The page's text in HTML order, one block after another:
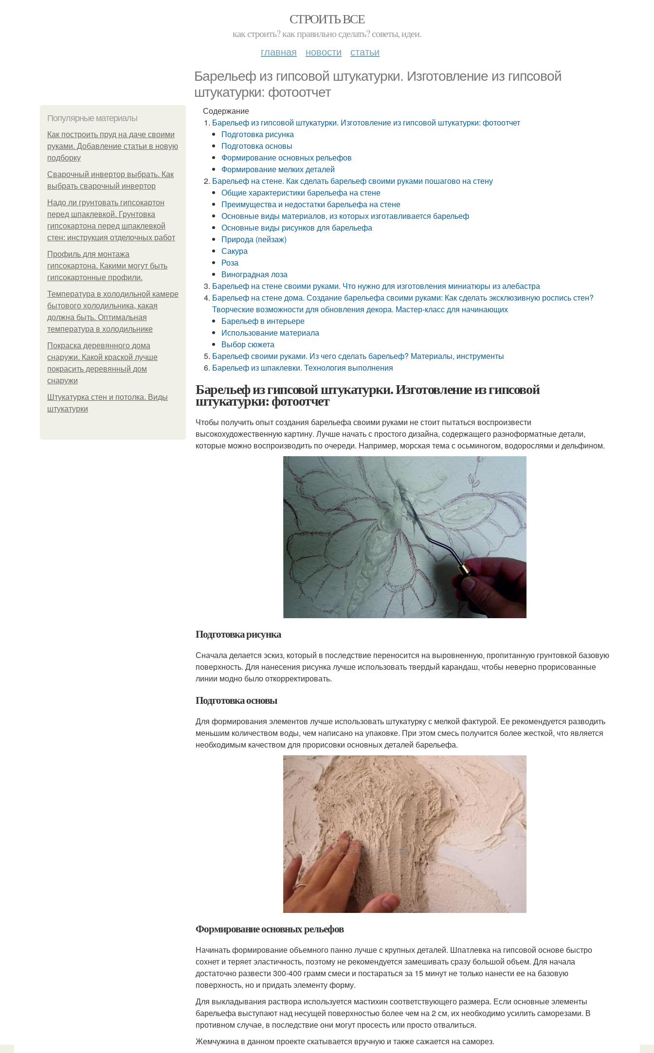
СТРОИТЬ ВСЕ
как строить? как правильно сделать? советы, идеи.
главная новости статьи
Барельеф из гипсовой штукатурки. Изготовление из гипсовой
штукатурки: фотоотчет
Популярные материалы
Как построить пруд на даче своими
руками. Добавление статьи в новую
подборку
Сварочный инвертор выбрать. Как
выбрать сварочный инвертор
Надо ли грунтовать гипсокартон
перед шпаклевкой. Грунтовка
гипсокартона перед шпаклевкой
стен: инструкция отделочных работ
Профиль для монтажа
гипсокартона. Какими могут быть
гипсокартонные профили.
Температура в холодильной камере
бытового холодильника, какая
должна быть. Оптимальная
температура в холодильнике
Покраска деревянного дома
снаружи. Какой краской лучше
покрасить деревянный дом
снаружи
Штукатурка стен и потолка. Виды
штукатурки
Содержание
Барельеф из гипсовой штукатурки. Изготовление из гипсовой штукатурки: фотоотчет
Подготовка рисунка
Подготовка основы
Формирование основных рельефов
Формирование мелких деталей
Барельеф на стене. Как сделать барельеф своими руками пошагово на стену
Общие характеристики барельефа на стене
Преимущества и недостатки барельефа на стене
Основные виды материалов, из которых изготавливается барельеф
Основные виды рисунков для барельефа
Природа (пейзаж)
Сакура
Роза
Виноградная лоза
Барельеф на стене своими руками. Что нужно для изготовления миниатюры из алебастра
Барельеф на стене дома. Создание барельефа своими руками: Как сделать эксклюзивную роспись стен?
Творческие возможности для обновления декора. Мастер-класс для начинающих
Барельеф в интерьере
Использование материала
Выбор сюжета
Барельеф своими руками. Из чего сделать барельеф? Материалы, инструменты
Барельеф из шпаклевки. Технология выполнения
Барельеф из гипсовой штукатурки. Изготовление из гипсовой
штукатурки: фотоотчет
Чтобы получить опыт создания барельефа своими руками не стоит пытаться воспроизвести
высокохудожественную картину. Лучше начать с простого дизайна, содержащего разноформатные детали,
которые можно воспроизводить по очереди. Например, морская тема с осьминогом, водорослями и дельфином.
Подготовка рисунка
Сначала делается эскиз, который в последствие переносится на выровненную, пропитанную грунтовкой базовую
поверхность. Для нанесения рисунка лучше использовать твердый карандаш, чтобы неверно прорисованные
линии модно было откорректировать.
Подготовка основы
Для формирования элементов лучше использовать штукатурку с мелкой фактурой. Ее рекомендуется разводить
меньшим количеством воды, чем написано на упаковке. При этом смесь получится более жесткой, что является
необходимым качеством для прорисовки основных деталей барельефа.
Формирование основных рельефов
Начинать формирование объемного панно лучше с крупных деталей. Шпатлевка на гипсовой основе быстро
сохнет и теряет эластичность, поэтому не рекомендуется замешивать сразу большой объем. Для начала
достаточно развести 300-400 грамм смеси и постараться за 15 минут не только нанести ее на базовую
поверхность, но и придать элементу форму.
Для выкладывания раствора используется мастихин соответствующего размера. Если основные элементы
барельефа выступают над несущей поверхностью более чем на 2 см, их необходимо усилить саморезами. В
противном случае, в последствие они могут просесть или просто отвалиться.
Жемчужина в данном проекте скатывается вручную и также сажается на саморез.